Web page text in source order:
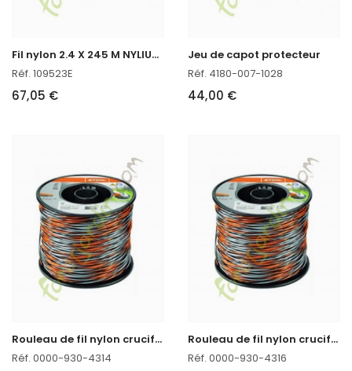
F
il nylon 2.4 X 245 M NYLIUM oregon réf : 109523E
Réf. 109523E
67,05 €
Jeu de capot protecteur
Réf. 4180-007-1028
44,00 €
R
ouleau de fil nylon cruciforme CF3 Pro 2,7 mm - 172m Stihl
Réf. 0000-930-4314
R
ouleau de fil nylon cruciforme CF3 Pro 3,3 mm - 113m Stihl
Réf. 0000-930-4316